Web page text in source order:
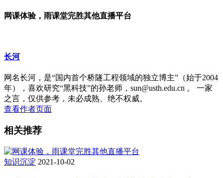
网课体验，雨课堂完胜其他直播平台
长河
网名长河，是“国内首个桥隧工程领域的独立博主”（始于2004
年），喜欢研究“黑科技”的孙老师，sun@usth.edu.cn 。 一家
之言，仅供参考，未必成熟、绝不权威。
查看作者页面
相关推荐
知识沉淀 2021-10-02